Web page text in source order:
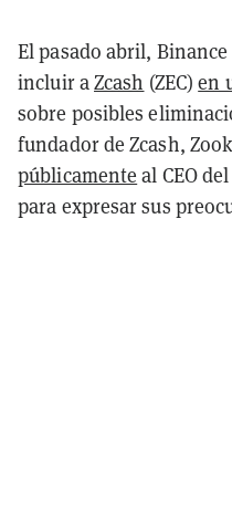
El pasado abril,
incluir aZcash (ZEC)en
sobre posibles
fundador de Zcash,
públicamente al CEO
para expresar sus